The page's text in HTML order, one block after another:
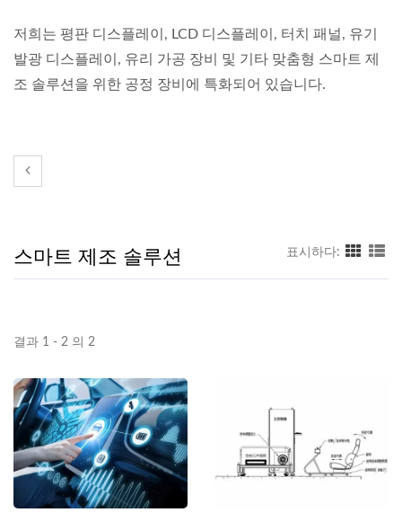
저희는 평판 디스플레이, LCD 디스플레이, 터치 패널, 유기
발광 디스플레이, 유리 가공 장비 및 기타 맞춤형 스마트 제
조 솔루션을 위한 공정 장비에 특화되어 있습니다.
스마트 제조 솔루션 표시하다:
결과 1 - 2 의 2